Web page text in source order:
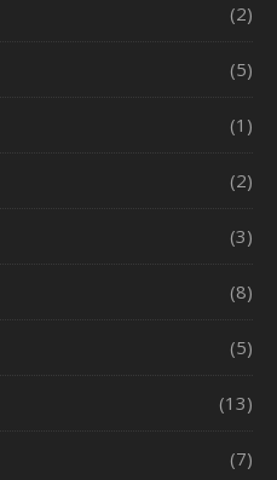
(2)
(5)
(1)
(2)
(3)
(8)
(5)
(13)
(7)